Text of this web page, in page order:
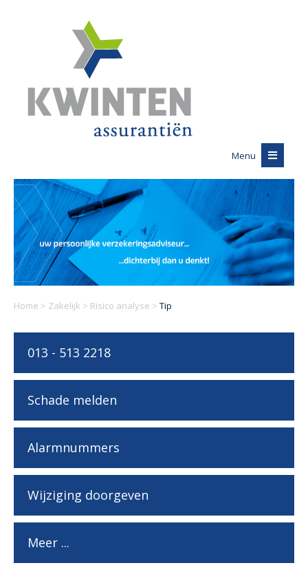
Menu
Home > Zakelijk > Risico analyse > Tip
013 - 513 2218
Schade melden
Alarmnummers
Wijziging doorgeven
Meer ...